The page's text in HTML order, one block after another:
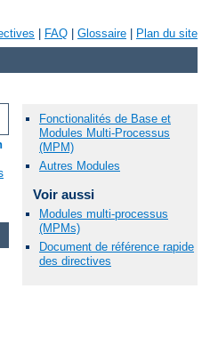
FAQ Glossaire Plan du site
Fonctionalités de Base et
Modules Multi-Processus
(MPM)
Autres Modules
Voir aussi
Modules multi-processus
(MPMs)
Document de référence rapide
des directives